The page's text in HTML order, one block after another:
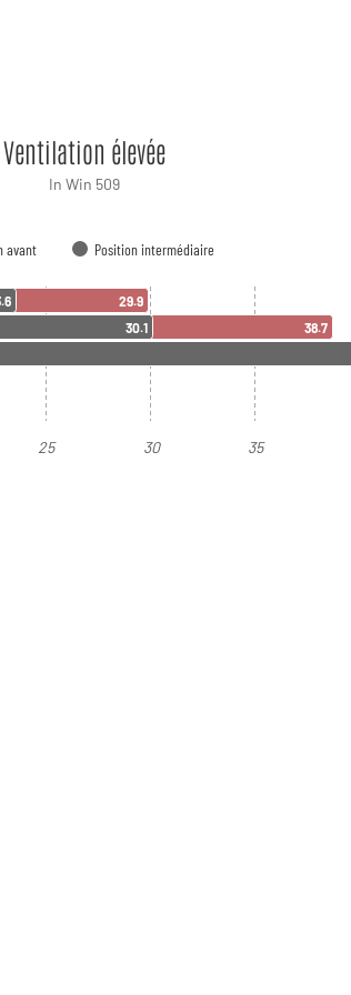
Ventilation élevée
In Win 509
avant Position intermédiaire
25 30 35
29.9
38.7
30.1